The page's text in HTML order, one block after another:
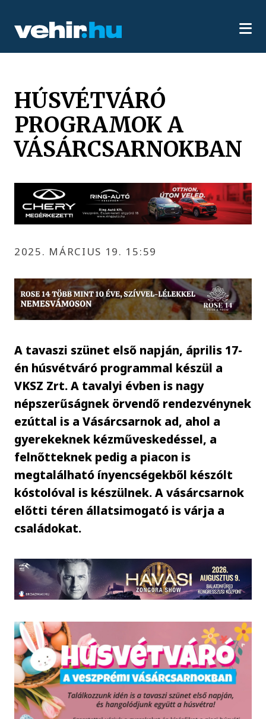
HÚSVÉTVÁRÓ
PROGRAMOK A
VÁSÁRCSARNOKBAN
2025. MÁRCIUS 19. 15:59
A tavaszi szünet első napján, április 17-
én húsvétváró programmal készül a
VKSZ Zrt. A tavalyi évben is nagy
népszerűságnek örvendő rendezvénynek
ezúttal is a Vásárcsarnok ad, ahol a
gyerekeknek kézműveskedéssel, a
felnőtteknek pedig a piacon is
megtalálható ínyencségekből készólt
kóstolóval is készülnek. A vásárcsarnok
előtti téren állatsimogató is várja a
családokat.